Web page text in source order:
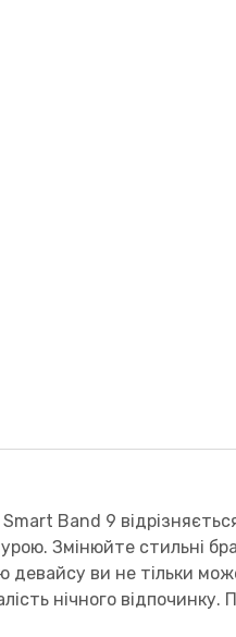
Band 9
Змінюйте стильні
ви не тільки
нічного